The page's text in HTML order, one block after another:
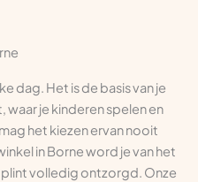
dag. Het is de basis van je
waar je kinderen spelen en
het kiezen ervan nooit
in Borne word je van het
volledig ontzorgd. Onze